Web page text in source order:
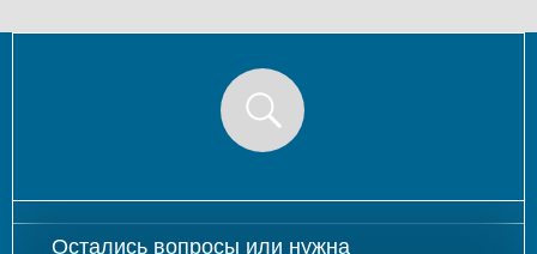
Остались вопросы или нужна